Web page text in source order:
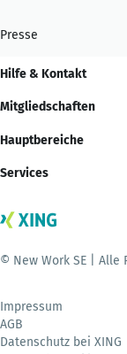
Presse
Hilfe & Kontakt
Mitgliedschaften
Hauptbereiche
Services
© New Work SE | Alle
Impressum
AGB
Datenschutz bei XING